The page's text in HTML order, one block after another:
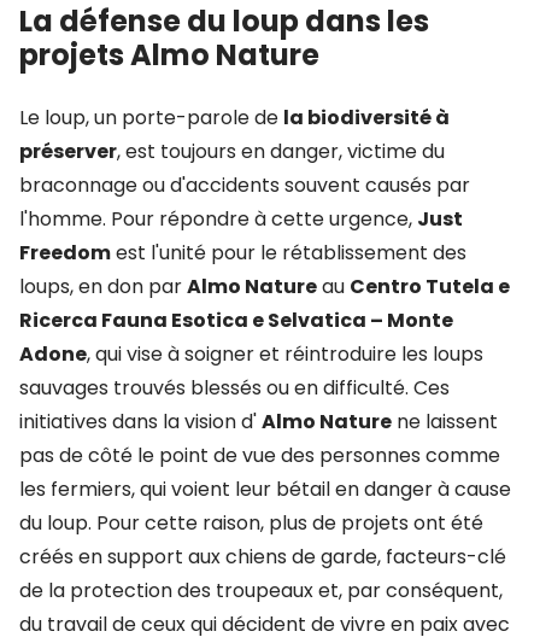
La défense du loup dans les
projets Almo Nature
Le loup, un porte-parole de la biodiversité à
préserver, est toujours en danger, victime du
braconnage ou d'accidents souvent causés par
l'homme. Pour répondre à cette urgence, Just
Freedomest l'unité pour le rétablissement des
loups, en don parAlmo Natureau Centro Tutela e
Ricerca Fauna Esotica e Selvatica – Monte
Adone, qui vise à soigner et réintroduire les loups
sauvages trouvés blessés ou en difficulté. Ces
initiatives dans la vision d'Almo Nature ne laissent
pas de côté le point de vue des personnes comme
les fermiers, qui voient leur bétail en danger à cause
du loup. Pour cette raison, plus de projets ont été
créés en support aux chiens de garde, facteurs-clé
de la protection des troupeaux et, par conséquent,
du travail de ceux qui décident de vivre en paix avec